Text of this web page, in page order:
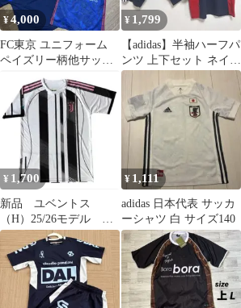
¥4,000
FC東京 ユニフォーム
ペイズリー柄他サッカ
ー練習着7枚セット ま
とめ売り
¥ 1,799
【adidas】半袖ハーフパ
ンツ 上下セット ネイビ
ー/レッド【美品】
¥ 1,700
新品 ユベントス
（H）25/26モデル セ
リエA サッカー ユ
ニホーム
¥ 1,111
adidas 日本代表 サッカ
ーシャツ 白 サイズ140